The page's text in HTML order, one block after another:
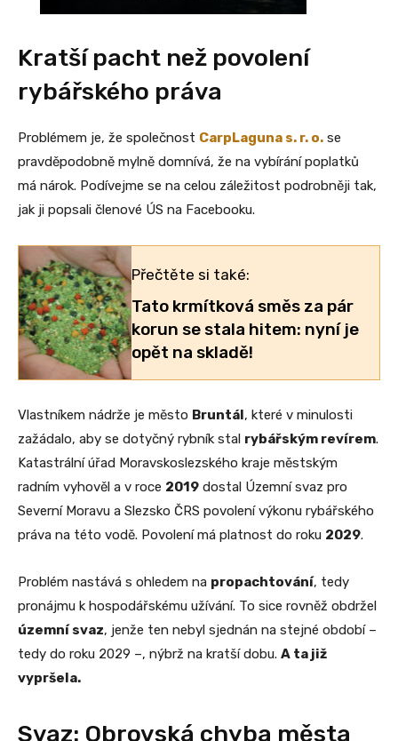
Kratší pacht než povolení
rybářského práva
Problémem je, že společnost CarpLaguna s. r. o. se
pravděpodobně mylně domnívá, že na vybírání poplatků
má nárok. Podívejme se na celou záležitost podrobněji tak,
jak ji popsali členové ÚS na Facebooku.
Přečtěte si také:
Tato krmítková směs za pár
korun se stala hitem: nyní je
opět na skladě!
Vlastníkem nádrže je město Bruntál, které v minulosti
zažádalo, aby se dotyčný rybník stal rybářským revírem.
Katastrální úřad Moravskoslezského kraje městským
radním vyhověl a v roce 2019 dostal Územní svaz pro
Severní Moravu a Slezsko ČRS povolení výkonu rybářského
práva na této vodě. Povolení má platnost do roku 2029.
Problém nastává s ohledem na propachtování, tedy
pronájmu k hospodářskému užívání. To sice rovněž obdržel
územní svaz, jenže ten nebyl sjednán na stejné období –
tedy do roku 2029 –, nýbrž na kratší dobu. A ta již
vypršela.
Svaz: Obrovská chyba města